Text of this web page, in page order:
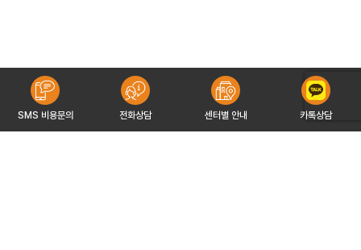
SMS 비용문의 전화상담 센터별 안내 카톡상담